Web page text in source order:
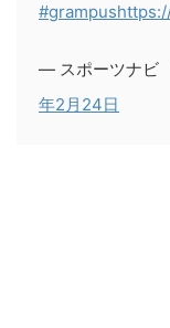
#grampus
— スポーツナビ
年2月24日